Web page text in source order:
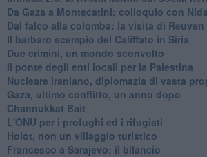
Da Gaza a Montecatini: colloquio con
Dal falco alla colomba: la visita di
Il barbaro scempio del Califfato in Siria
Due crimini, un mondo sconvolto
Il ponte degli enti locali per la Palestina
Nucleare iraniano, diplomazia di vasta
Gaza, ultimo conflitto, un anno dopo
Channukkat Bait
L'ONU per i profughi ed i rifugiati
Holot, non un villaggio turistico
Francesco a Sarajevo: il bilancio